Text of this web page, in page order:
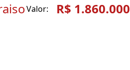
Valor: R$ 1.860.000